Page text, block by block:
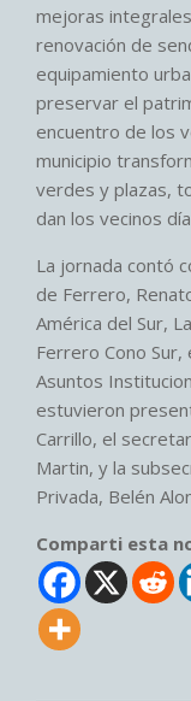
mejoras
renovación de
equipamiento
preservar el
encuentro de los
municipio
verdes y plazas,
dan los vecinos
La jornada contó
de Ferrero,
América del Sur,
Ferrero Cono
Asuntos
estuvieron
Carrillo, el
Martin, y la
Privada, Belén
Comparti esta